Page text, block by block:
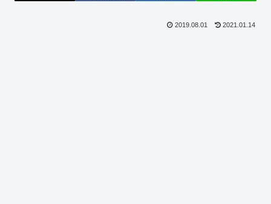
2019.08.01 2021.01.14